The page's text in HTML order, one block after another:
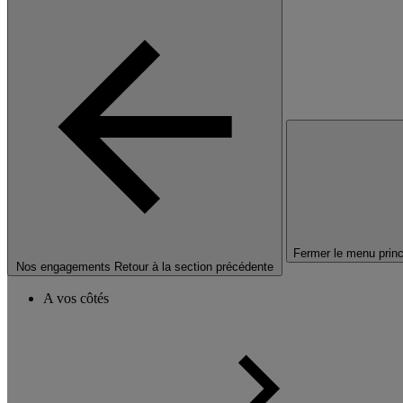
Nos engagements Retour à la section précédente
Fermer le menu
A vos côtés